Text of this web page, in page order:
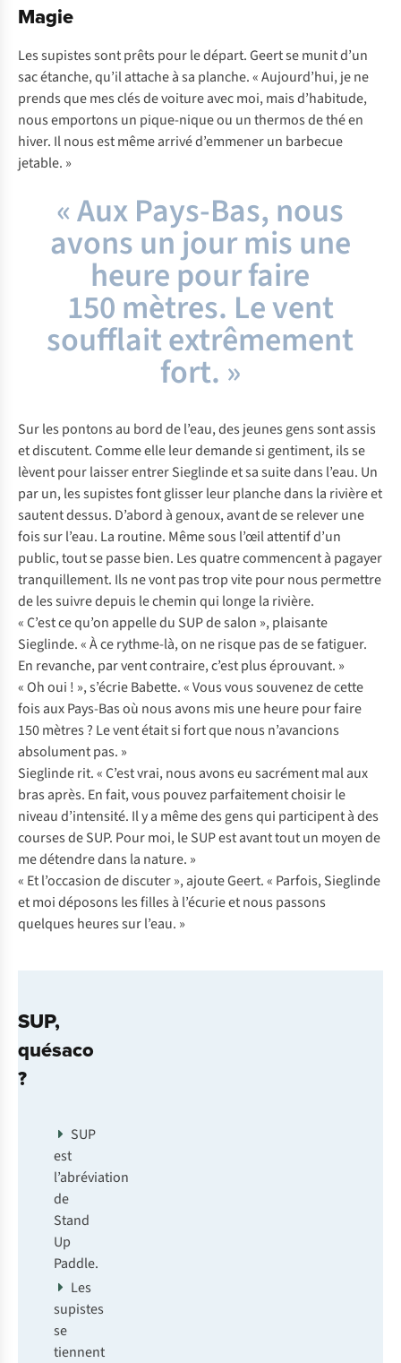
Magie
Les supistes sont prêts pour le départ. Geert se munit d’un
sac étanche, qu’il attache à sa planche. « Aujourd’hui, je ne
prends que mes clés de voiture avec moi, mais d’habitude,
nous emportons un pique-nique ou un thermos de thé en
hiver. Il nous est même arrivé d’emmener un barbecue
jetable. »
« Aux Pays-Bas, nous
avons un jour mis une
heure pour faire
150 mètres. Le vent
soufflait extrêmement
fort. »
Sur les pontons au bord de l’eau, des jeunes gens sont assis
et discutent. Comme elle leur demande si gentiment, ils se
lèvent pour laisser entrer Sieglinde et sa suite dans l’eau. Un
par un, les supistes font glisser leur planche dans la rivière et
sautent dessus. D’abord à genoux, avant de se relever une
fois sur l’eau. La routine. Même sous l’œil attentif d’un
public, tout se passe bien. Les quatre commencent à pagayer
tranquillement. Ils ne vont pas trop vite pour nous permettre
de les suivre depuis le chemin qui longe la rivière.
« C’est ce qu’on appelle du SUP de salon », plaisante
Sieglinde. « À ce rythme-là, on ne risque pas de se fatiguer.
En revanche, par vent contraire, c’est plus éprouvant. »
« Oh oui ! », s’écrie Babette. « Vous vous souvenez de cette
fois aux Pays-Bas où nous avons mis une heure pour faire
150 mètres ? Le vent était si fort que nous n’avancions
absolument pas. »
Sieglinde rit. « C’est vrai, nous avons eu sacrément mal aux
bras après. En fait, vous pouvez parfaitement choisir le
niveau d’intensité. Il y a même des gens qui participent à des
courses de SUP. Pour moi, le SUP est avant tout un moyen de
me détendre dans la nature. »
« Et l’occasion de discuter », ajoute Geert. « Parfois, Sieglinde
et moi déposons les filles à l’écurie et nous passons
quelques heures sur l’eau. »
SUP,
quésaco
?
SUP
est
l’abréviation
de
Stand
Up
Paddle.
Les
supistes
se
tiennent